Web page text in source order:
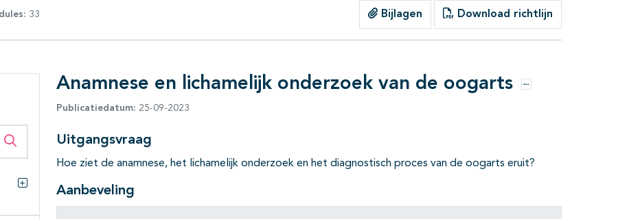
33 Bijlagen Download richtlijn
Zoeken binnen deze richtlijn
Anamnese en lichamelijk onderzoek van de oogarts Opties
Publicatiedatum: 25-09-2023
Uitgangsvraag
Hoe ziet de anamnese, het lichamelijk onderzoek en het diagnostisch proces van de oogarts eruit?
Aanbeveling